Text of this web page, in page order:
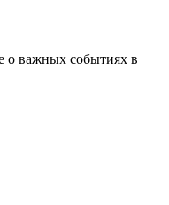
о важных событиях в